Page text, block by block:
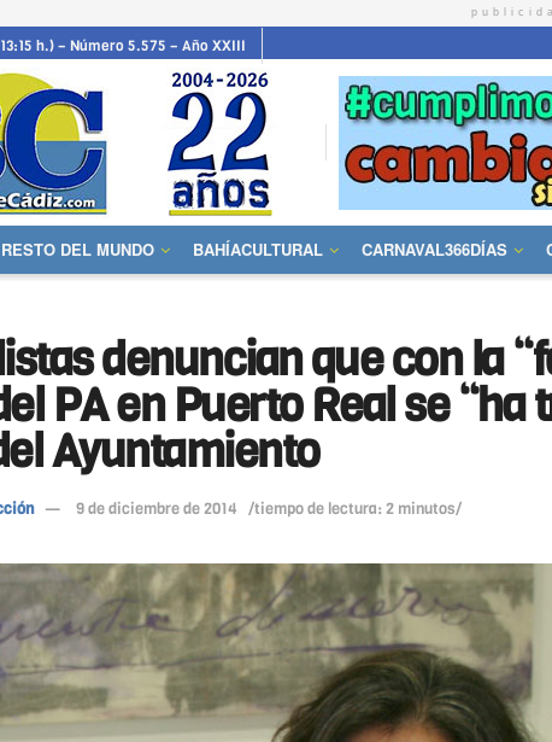
h.) – Número 5.575 – Año XXIII
DEL MUNDO BAHÍACULTURAL CARNAVAL366DÍAS
denuncian que con la
PA en Puerto Real se “ha
Ayuntamiento
9 de diciembre de 2014 /tiempo de lectura: 2 minutos/